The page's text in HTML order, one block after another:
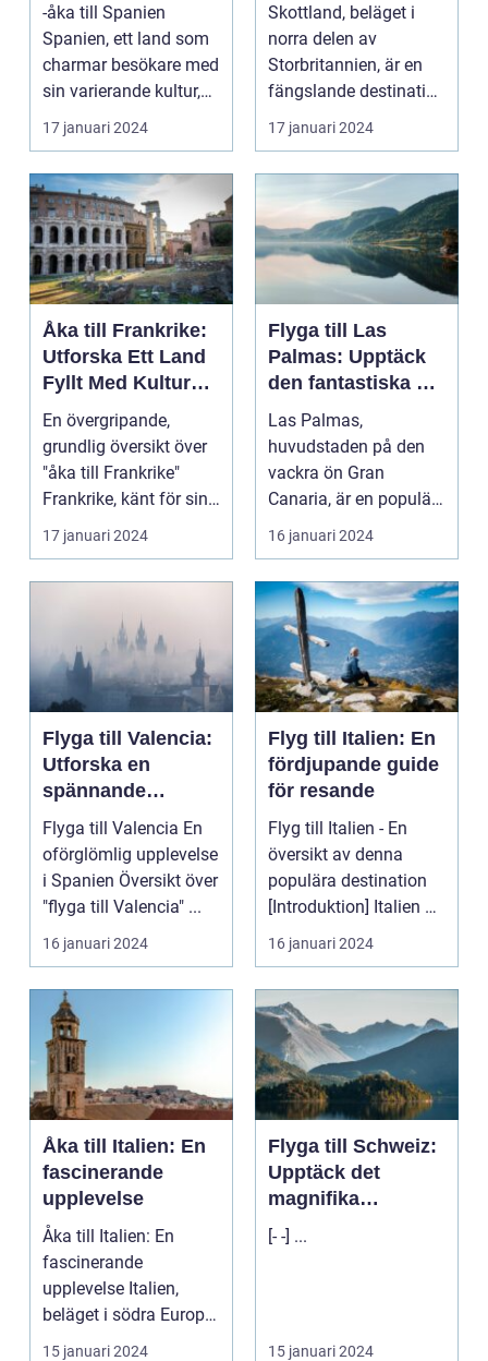
-åka till Spanien
Spanien, ett land som
charmar besökare med
sin varierande kultur,
vackra stränder...
17 januari 2024
Skottland, beläget i
norra delen av
Storbritannien, är en
fängslande destination
för turister världe...
17 januari 2024
Åka till Frankrike:
Utforska Ett Land
Fyllt Med Kultur
och Skönhet
En övergripande,
grundlig översikt över
"åka till Frankrike"
Frankrike, känt för sin
rika historia,...
17 januari 2024
Flyga till Las
Palmas: Upptäck
den fantastiska ön
Gran Canaria
Las Palmas,
huvudstaden på den
vackra ön Gran
Canaria, är en populär
resedestination för
privatperso...
16 januari 2024
Flyga till Valencia:
Utforska en
spännande
destination
Flyga till Valencia En
oförglömlig upplevelse
i Spanien Översikt över
"flyga till Valencia" ...
16 januari 2024
Flyg till Italien: En
fördjupande guide
för resande
Flyg till Italien - En
översikt av denna
populära destination
[Introduktion] Italien är
ett av de ...
16 januari 2024
Åka till Italien: En
fascinerande
upplevelse
Åka till Italien: En
fascinerande
upplevelse Italien,
beläget i södra Europa,
är ett land med en ri...
15 januari 2024
Flyga till Schweiz:
Upptäck det
magnifika
alplandet
[- -] ...
15 januari 2024